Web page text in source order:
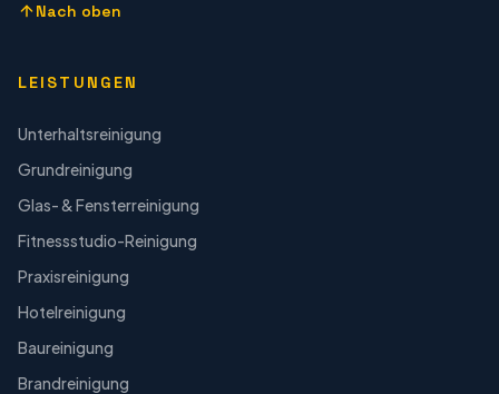
Nach oben
LEISTUNGEN
Unterhaltsreinigung
Grundreinigung
Glas- & Fensterreinigung
Fitnessstudio-Reinigung
Praxisreinigung
Hotelreinigung
Baureinigung
Brandreinigung